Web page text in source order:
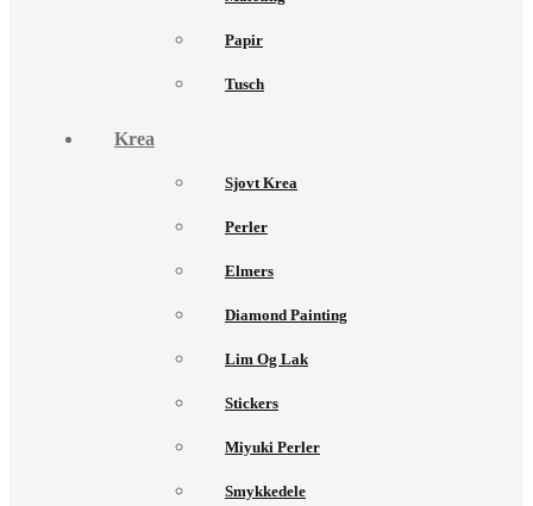
Papir
Tusch
Krea
Sjovt Krea
Perler
Elmers
Diamond Painting
Lim Og Lak
Stickers
Miyuki Perler
Smykkedele